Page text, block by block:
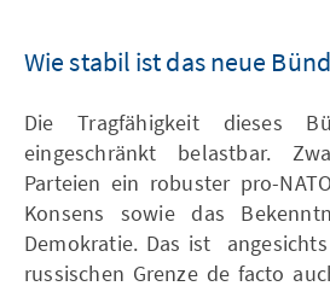
Wie stabil ist das neue
Die Tragfähigkeit dieses
eingeschränkt belastbar.
Parteien ein robuster pro-
Konsens sowie das
Demokratie. Das ist
russischen Grenze de facto